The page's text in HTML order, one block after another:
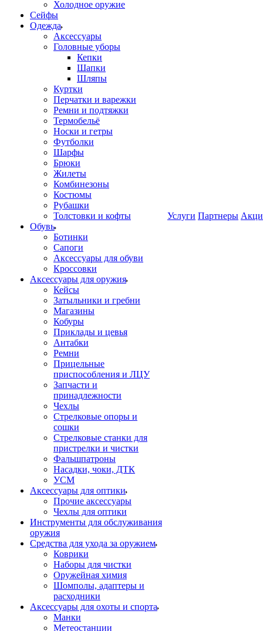
Холодное оружие
Сейфы
Одежда
Аксессуары
Головные уборы
Кепки
Шапки
Шляпы
Куртки
Перчатки и варежки
Ремни и подтяжки
Термобельё
Носки и гетры
Футболки
Шарфы
Брюки
Жилеты
Комбинезоны
Костюмы
Рубашки
Толстовки и кофты
Обувь
Ботинки
Сапоги
Аксессуары для обуви
Кроссовки
Аксессуары для оружия
Кейсы
Затыльники и гребни
Магазины
Кобуры
Приклады и цевья
Антабки
Ремни
Прицельные
приспособления и ЛЦУ
Запчасти и
принадлежности
Чехлы
Стрелковые опоры и
сошки
Стрелковые станки для
пристрелки и чистки
Фальшпатроны
Насадки, чоки, ДТК
УСМ
Аксессуары для оптики
Прочие аксессуары
Чехлы для оптики
Инструменты для обслуживания
оружия
Средства для ухода за оружием
Коврики
Наборы для чистки
Оружейная химия
Шомполы, адаптеры и
расходники
Аксессуары для охоты и спорта
Манки
Метеостанции
Услуги Партнеры